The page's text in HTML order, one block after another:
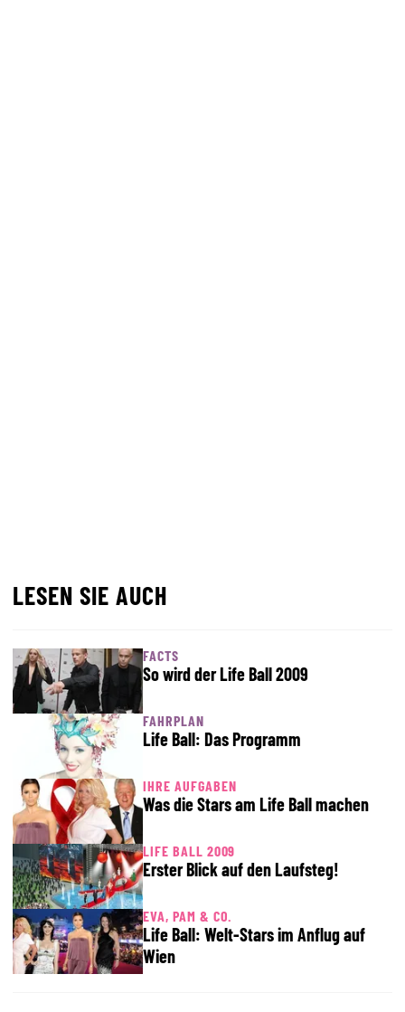
LESEN SIE AUCH
FACTS
So wird der Life Ball 2009
FAHRPLAN
Life Ball: Das Programm
IHRE AUFGABEN
Was die Stars am Life Ball machen
LIFE BALL 2009
Erster Blick auf den Laufsteg!
EVA, PAM & CO.
Life Ball: Welt-Stars im Anflug auf
Wien